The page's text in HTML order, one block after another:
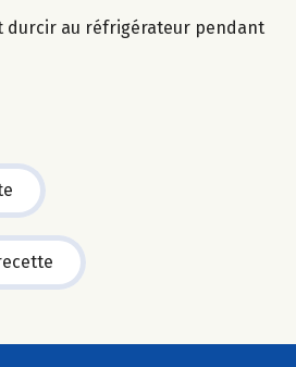
durcir au réfrigérateur pendant